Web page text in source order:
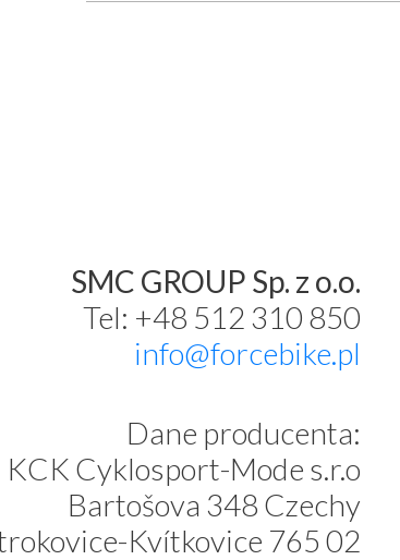
SMC GROUP Sp. z o.o.
Tel: +48 512 310 850
info@forcebike.pl
Dane producenta:
KCK Cyklosport-Mode s.r.o
Bartošova 348 Czechy
Kvítkovice 765 02